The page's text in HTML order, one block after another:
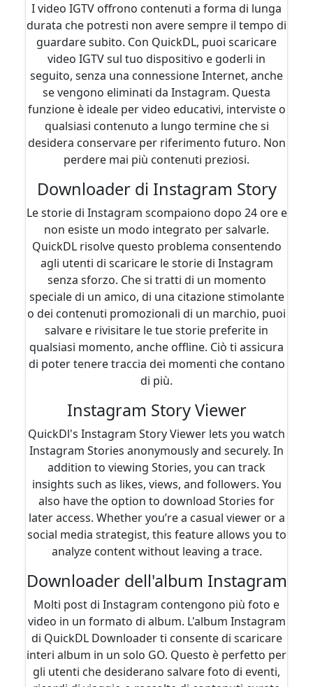
I video IGTV offrono contenuti a forma di lunga
durata che potresti non avere sempre il tempo di
guardare subito. Con QuickDL, puoi scaricare
video IGTV sul tuo dispositivo e goderli in
seguito, senza una connessione Internet, anche
se vengono eliminati da Instagram. Questa
funzione è ideale per video educativi, interviste o
qualsiasi contenuto a lungo termine che si
desidera conservare per riferimento futuro. Non
perdere mai più contenuti preziosi.
Downloader di Instagram Story
Le storie di Instagram scompaiono dopo 24 ore e
non esiste un modo integrato per salvarle.
QuickDL risolve questo problema consentendo
agli utenti di scaricare le storie di Instagram
senza sforzo. Che si tratti di un momento
speciale di un amico, di una citazione stimolante
o dei contenuti promozionali di un marchio, puoi
salvare e rivisitare le tue storie preferite in
qualsiasi momento, anche offline. Ciò ti assicura
di poter tenere traccia dei momenti che contano
di più.
Instagram Story Viewer
QuickDl's Instagram Story Viewer lets you watch
Instagram Stories anonymously and securely. In
addition to viewing Stories, you can track
insights such as likes, views, and followers. You
also have the option to download Stories for
later access. Whether you’re a casual viewer or a
social media strategist, this feature allows you to
analyze content without leaving a trace.
Downloader dell'album Instagram
Molti post di Instagram contengono più foto e
video in un formato di album. L'album Instagram
di QuickDL Downloader ti consente di scaricare
interi album in un solo GO. Questo è perfetto per
gli utenti che desiderano salvare foto di eventi,